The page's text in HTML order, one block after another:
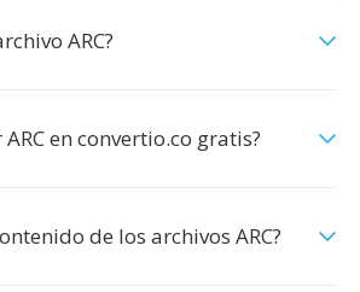
ARC?
en convertio.co gratis?
de los archivos ARC?